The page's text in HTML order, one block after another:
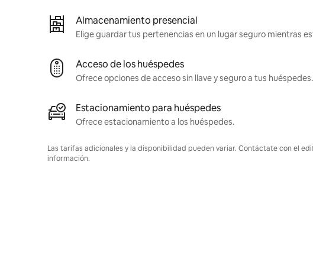
Almacenamiento presencial
Elige guardar tus pertenencias en un lugar seguro mientras
Acceso de los huéspedes
Ofrece opciones de acceso sin llave y seguro a tus huéspedes.
Estacionamiento para huéspedes
Ofrece estacionamiento a los huéspedes.
Las tarifas adicionales y la disponibilidad pueden variar. Contáctate con el
información.